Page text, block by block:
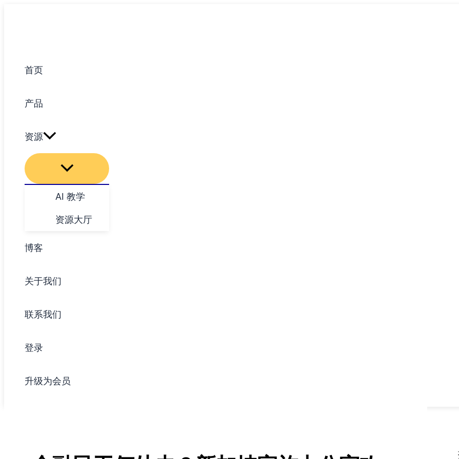
首页
产品
资源
AI 教学
资源大厅
博客
关于我们
联系我们
登录
升级为会员